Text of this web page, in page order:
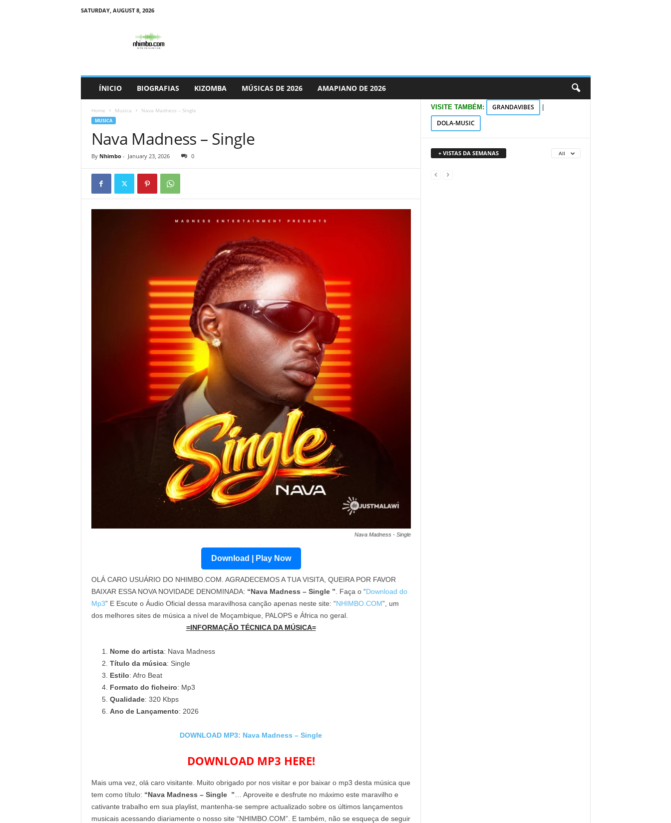
SATURDAY, AUGUST 8, 2026
ÍNICIO BIOGRAFIAS KIZOMBA MÚSICAS DE 2026 AMAPIANO DE 2026
Home Musica Nava Madness – Single
MUSICA
Nava Madness – Single
By Nhimbo- January 23, 2026 0
Nava Madness - Single
Download | Play Now
OLÁ CARO USUÁRIO DO NHIMBO.COM. AGRADECEMOS A TUA VISITA, QUEIRA POR FAVOR
BAIXAR ESSA NOVA NOVIDADE DENOMINADA: “Nava Madness – Single ” . Faça o “Download do
Mp3” E Escute o Áudio Oficial dessa maravilhosa canção apenas neste site: “NHIMBO.COM”, um
dos melhores sites de música a nível de Moçambique, PALOPS e África no geral.
=INFORMAÇÃO TÉCNICA DA MÚSICA=
Nome do artista: Nava Madness
Título da música: Single
Estilo: Afro Beat
Formato do ficheiro: Mp3
Qualidade: 320 Kbps
Ano de Lançamento: 2026
DOWNLOAD MP3: Nava Madness – Single
DOWNLOAD MP3 HERE!
Mais uma vez, olá caro visitante. Muito obrigado por nos visitar e por baixar o mp3 desta música que
tem como título: “Nava Madness – Single ” … Aproveite e desfrute no máximo este maravilho e
cativante trabalho em sua playlist, mantenha-se sempre actualizado sobre os últimos lançamentos
musicais acessando diariamente o nosso site “NHIMBO.COM”. E também, não se esqueça de seguir
VISITE TAMBÉM: GRANDAVIBES
DOLA-MUSIC
+ VISTAS DA SEMANAS All